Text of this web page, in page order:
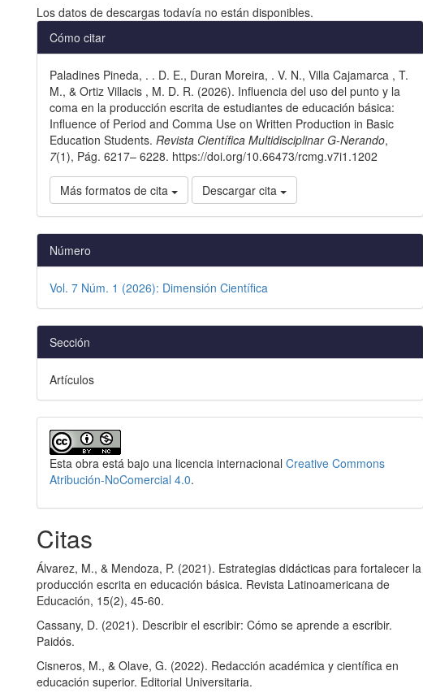
Los datos de descargas todavía no están disponibles.
Detalles
del
artículo
Cómo citar
Paladines Pineda, . . D. E., Duran Moreira, . V. N., Villa Cajamarca , T.
M., & Ortiz Villacis , M. D. R. (2026). Influencia del uso del punto y la
coma en la producción escrita de estudiantes de educación básica:
Influence of Period and Comma Use on Written Production in Basic
Education Students.Revista Científica Multidisciplinar G-Nerando,
7(1), Pág. 6217– 6228. https://doi.org/10.66473/rcmg.v7i1.1202
Más formatos de cita Descargar cita
Número
Vol. 7 Núm. 1 (2026): Dimensión Científica
Sección
Artículos
Esta obra está bajo una licencia internacionalCreative Commons
Atribución-NoComercial 4.0.
Citas
Álvarez, M., & Mendoza, P. (2021). Estrategias didácticas para fortalecer la
producción escrita en educación básica. Revista Latinoamericana de
Educación, 15(2), 45-60.
Cassany, D. (2021). Describir el escribir: Cómo se aprende a escribir.
Paidós.
Cisneros, M., & Olave, G. (2022). Redacción académica y científica en
educación superior. Editorial Universitaria.